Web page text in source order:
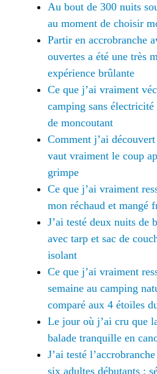
Au bout de 300 nuits
au moment de choisir
Partir en accrobranche
ouvertes a été une très
expérience brûlante
Ce que j’ai vraiment
camping sans
de moncoutant
Comment j’ai
vaut vraiment le coup
grimpe
Ce que j’ai vraiment
mon réchaud et mangé
J’ai testé deux nuits de
avec tarp et sac de
isolant
Ce que j’ai vraiment
semaine au camping
comparé aux 4 étoiles
Le jour où j’ai cru que
balade tranquille en
J’ai testé
six adultes débutants :